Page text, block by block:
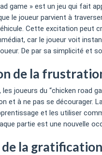
game » est un jeu qui fait
le joueur parvient à
Cette excitation peut
car le joueur voit
De par sa simplicité et
de la
les joueurs du “chicken road
et à ne pas se décourager.
et les utiliser
partie est une nouvelle
de la